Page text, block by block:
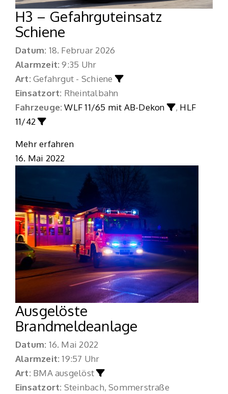
H3 – Gefahrguteinsatz
Schiene
Datum: 18. Februar 2026
Alarmzeit:9:35 Uhr
Art:Gefahrgut - Schiene
Einsatzort: Rheintalbahn
Fahrzeuge: WLF 11/65 mit AB-Dekon , HLF
11/42
Mehr erfahren
16. Mai 2022
Ausgelöste
Brandmeldeanlage
Datum: 16. Mai 2022
Alarmzeit:19:57 Uhr
Art:BMA ausgelöst
Einsatzort: Steinbach, Sommerstraße